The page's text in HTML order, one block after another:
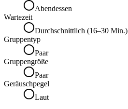
Abendessen
Wartezeit
Durchschnittlich (16–30 Min.)
Gruppentyp
Paar
Gruppengröße
Paar
Geräuschpegel
Laut